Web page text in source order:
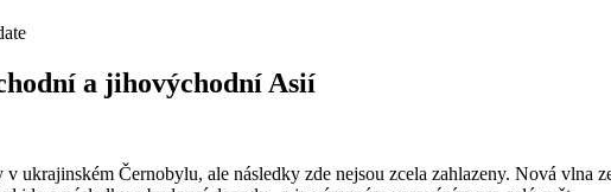
a jihovýchodní Asií
ukrajinském Černobylu, ale následky zde nejsou zcela zahlazeny. Nová vlna